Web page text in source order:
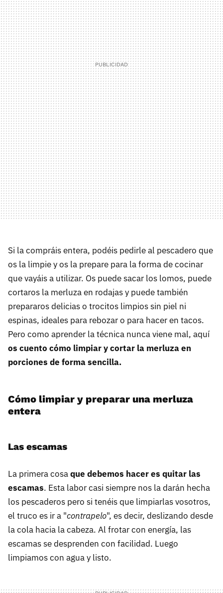
Si la compráis entera, podéis pedirle al pescadero que
os la limpie y os la prepare para la forma de cocinar
que vayáis a utilizar. Os puede sacar los lomos, puede
cortaros la merluza en rodajas y puede también
prepararos delicias o trocitos limpios sin piel ni
espinas, ideales para rebozar o para hacer en tacos.
Pero como aprender la técnica nunca viene mal, aquí
os cuento cómo limpiar y cortar la merluza en
porciones de forma sencilla.
Cómo limpiar y preparar una merluza
entera
Las escamas
La primera cosaque debemos hacer es quitar las
escamas. Esta labor casi siempre nos la darán hecha
los pescaderos pero si tenéis que limpiarlas vosotros,
el truco es ir a "contrapelo", es decir, deslizando desde
la cola hacia la cabeza. Al frotar con energía, las
escamas se desprenden con facilidad. Luego
limpiamos con agua y listo.